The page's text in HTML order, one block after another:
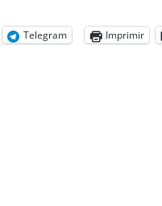
Telegram Imprimir